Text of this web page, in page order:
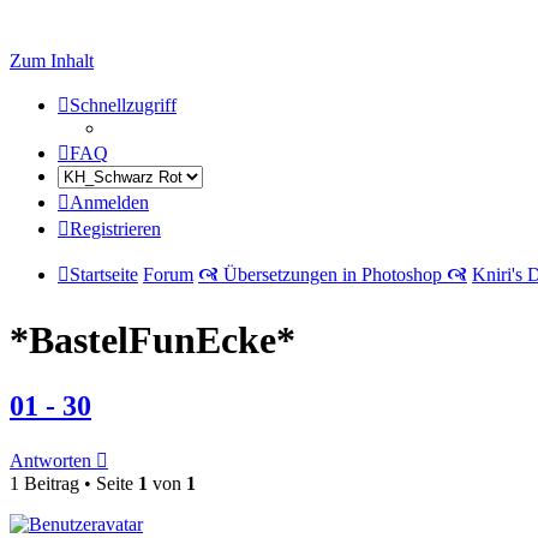
Zum Inhalt
Schnellzugriff
FAQ
Anmelden
Registrieren
Startseite Forum 🙧 Übersetzungen in Photoshop 🙧 Kniri's
*BastelFunEcke*
01 - 30
Antworten
1 Beitrag • Seite 1 von 1